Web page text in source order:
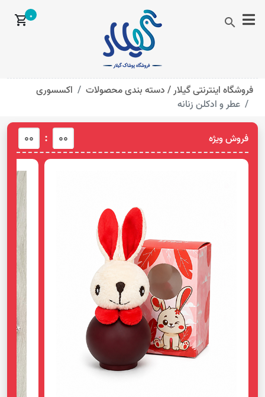
search
shopping_cart0
فروشگاه اینترنتی گیلار /دسته بندی محصولات
اکسسوری
عطر و ادکلن زنانه
فروش ویژه 00 : 00